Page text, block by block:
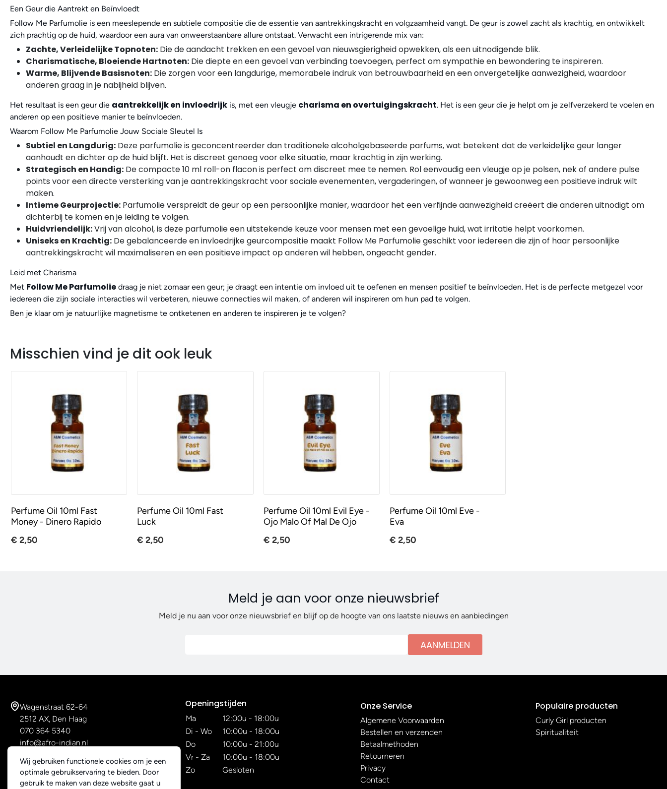
Wij gebruiken functionele cookies om je een
optimale gebruikservaring te bieden. Door
gebruik te maken van deze website gaat u
Een Geur die Aantrekt en Beïnvloedt
Follow Me Parfumolie is een meeslepende en subtiele compositie die de essentie van aantrekkingskracht en volgzaamheid vangt. De geur is zowel zacht als krachtig, en ontwikkelt
zich prachtig op de huid, waardoor een aura van onweerstaanbare allure ontstaat. Verwacht een intrigerende mix van:
Zachte, Verleidelijke Topnoten: Die de aandacht trekken en een gevoel van nieuwsgierigheid opwekken, als een uitnodigende blik.
Charismatische, Bloeiende Hartnoten: Die diepte en een gevoel van verbinding toevoegen, perfect om sympathie en bewondering te inspireren.
Warme, Blijvende Basisnoten: Die zorgen voor een langdurige, memorabele indruk van betrouwbaarheid en een onvergetelijke aanwezigheid, waardoor
anderen graag in je nabijheid blijven.
Het resultaat is een geur die aantrekkelijk en invloedrijk is, met een vleugje charisma en overtuigingskracht. Het is een geur die je helpt om je zelfverzekerd te voelen en
anderen op een positieve manier te beïnvloeden.
Waarom Follow Me Parfumolie Jouw Sociale Sleutel Is
Subtiel en Langdurig: Deze parfumolie is geconcentreerder dan traditionele alcoholgebaseerde parfums, wat betekent dat de verleidelijke geur langer
aanhoudt en dichter op de huid blijft. Het is discreet genoeg voor elke situatie, maar krachtig in zijn werking.
Strategisch en Handig: De compacte 10 ml roll-on flacon is perfect om discreet mee te nemen. Rol eenvoudig een vleugje op je polsen, nek of andere pulse
points voor een directe versterking van je aantrekkingskracht voor sociale evenementen, vergaderingen, of wanneer je gewoonweg een positieve indruk wilt
maken.
Intieme Geurprojectie: Parfumolie verspreidt de geur op een persoonlijke manier, waardoor het een verfijnde aanwezigheid creëert die anderen uitnodigt om
dichterbij te komen en je leiding te volgen.
Huidvriendelijk:Vrij van alcohol, is deze parfumolie een uitstekende keuze voor mensen met een gevoelige huid, wat irritatie helpt voorkomen.
Uniseks en Krachtig: De gebalanceerde en invloedrijke geurcompositie maakt Follow Me Parfumolie geschikt voor iedereen die zijn of haar persoonlijke
aantrekkingskracht wil maximaliseren en een positieve impact op anderen wil hebben, ongeacht gender.
Leid met Charisma
Met Follow Me Parfumolie draag je niet zomaar een geur; je draagt een intentie om invloed uit te oefenen en mensen positief te beïnvloeden. Het is de perfecte metgezel voor
iedereen die zijn sociale interacties wil verbeteren, nieuwe connecties wil maken, of anderen wil inspireren om hun pad te volgen.
Ben je klaar om je natuurlijke magnetisme te ontketenen en anderen te inspireren je te volgen?
Misschien vind je dit ook leuk
Perfume Oil 10ml Fast
Money - Dinero Rapido
€ 2,50
Perfume Oil 10ml Fast
Luck
€ 2,50
Perfume Oil 10ml Evil Eye -
Ojo Malo Of Mal De Ojo
€ 2,50
Perfume Oil 10ml Eve -
Eva
€ 2,50
Meld je aan voor onze nieuwsbrief
Meld je nu aan voor onze nieuwsbrief en blijf op de hoogte van ons laatste nieuws en aanbiedingen
AANMELDEN
Wagenstraat 62-64
2512 AX, Den Haag
070 364 5340
info@afro-indian.nl
Openingstijden
Ma
12:00u - 18:00u
Di - Wo
10:00u - 18:00u
Do
10:00u - 21:00u
Vr - Za
10:00u - 18:00u
Zo
Gesloten
Onze Service
Algemene Voorwaarden
Bestellen en verzenden
Betaalmethoden
Retourneren
Privacy
Contact
Populaire producten
Curly Girl producten
Spiritualiteit